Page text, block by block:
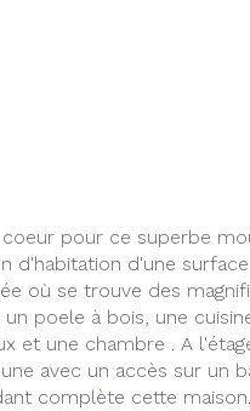
pour ce superbe
d'habitation d'une
où se trouve des
poele à bois, une
et une chambre . A
avec un accès sur un
complète cette